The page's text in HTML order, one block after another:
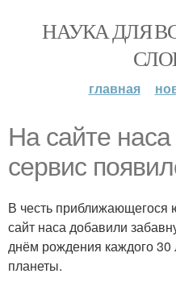
НАУКА ДЛЯ
главная
На сайте
сервис
В честь приближающегося
сайт наса добавили
днём рождения каждого
планеты.